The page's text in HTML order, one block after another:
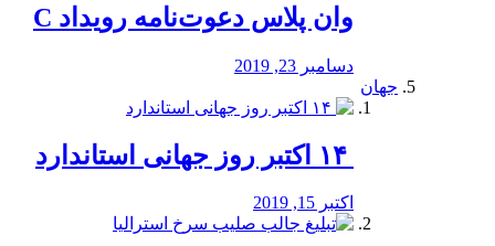
وان پلاس دعوت‌نامه رویداد C
دسامبر 23, 2019
جهان
اکتبر 15, 2019